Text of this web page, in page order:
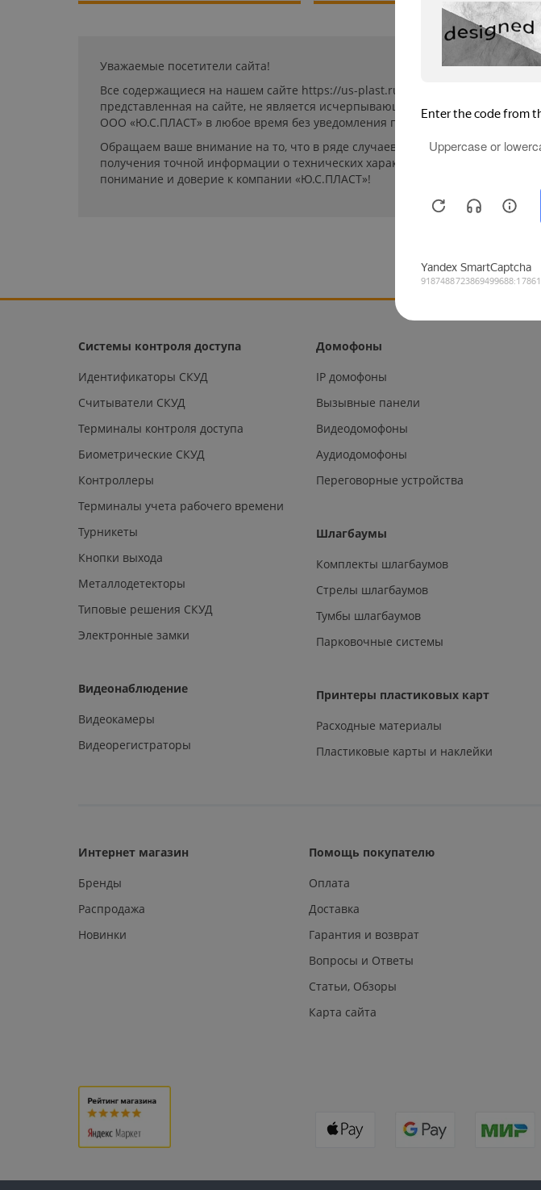
Уважаемые посетители сайта!
Все содержащиеся на нашем сайте https://us-plast.ru/ (далее «сайт»)
представленная на сайте, не является исчерпывающей. Указанные на
ООО «Ю.С.ПЛАСТ» в любое время без уведомления пользователей сайта.
Обращаем ваше внимание на то, что в ряде случаев производители могут
получения точной информации о технических характеристиках и
понимание и доверие к компании «Ю.С.ПЛАСТ»!
Системы контроля доступа
Идентификаторы СКУД
Считыватели СКУД
Терминалы контроля доступа
Биометрические СКУД
Контроллеры
Терминалы учета рабочего времени
Турникеты
Кнопки выхода
Металлодетекторы
Типовые решения СКУД
Электронные замки
Видеонаблюдение
Видеокамеры
Видеорегистраторы
Домофоны
IP домофоны
Вызывные панели
Видеодомофоны
Аудиодомофоны
Переговорные устройства
Шлагбаумы
Комплекты шлагбаумов
Стрелы шлагбаумов
Тумбы шлагбаумов
Парковочные системы
Принтеры пластиковых карт
Расходные материалы
Пластиковые карты и наклейки
Интернет магазин
Бренды
Распродажа
Новинки
Помощь покупателю
Оплата
Доставка
Гарантия и возврат
Вопросы и Ответы
Статьи, Обзоры
Карта сайта